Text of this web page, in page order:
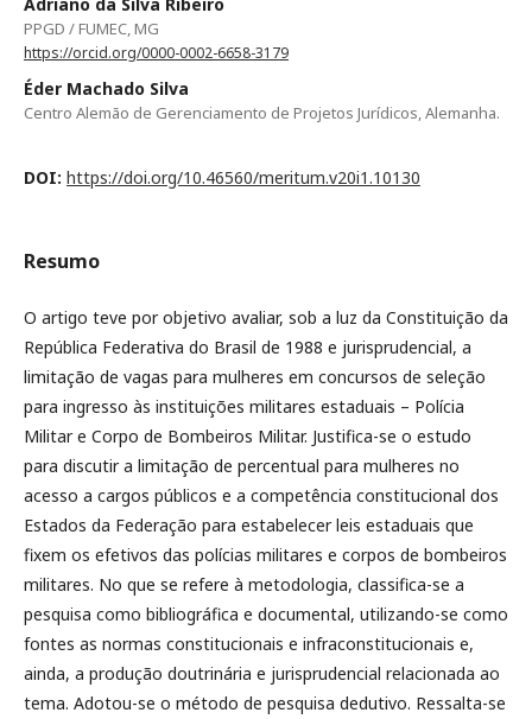
PPGD / FUMEC, MG
https://orcid.org/0000-0002-6658-3179
Éder Machado Silva
Centro Alemão de Gerenciamento de Projetos Jurídicos, Alemanha.
DOI: https://doi.org/10.46560/meritum.v20i1.10130
Resumo
O artigo teve por objetivo avaliar, sob a luz da Constituição da
República Federativa do Brasil de 1988 e jurisprudencial, a
limitação de vagas para mulheres em concursos de seleção
para ingresso às instituições militares estaduais – Polícia
Militar e Corpo de Bombeiros Militar. Justifica-se o estudo
para discutir a limitação de percentual para mulheres no
acesso a cargos públicos e a competência constitucional dos
Estados da Federação para estabelecer leis estaduais que
fixem os efetivos das polícias militares e corpos de bombeiros
militares. No que se refere à metodologia, classifica-se a
pesquisa como bibliográfica e documental, utilizando-se como
fontes as normas constitucionais e infraconstitucionais e,
ainda, a produção doutrinária e jurisprudencial relacionada ao
tema. Adotou-se o método de pesquisa dedutivo. Ressalta-se